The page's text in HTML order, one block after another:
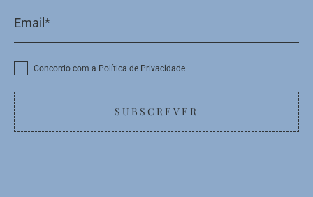
Concordo com a Política de Privacidade
SUBSCREVER